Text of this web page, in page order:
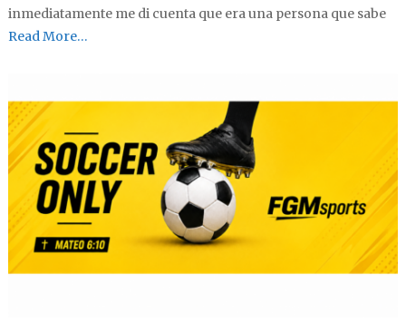
inmediatamente me di cuenta que era una persona que sabe
Read More…